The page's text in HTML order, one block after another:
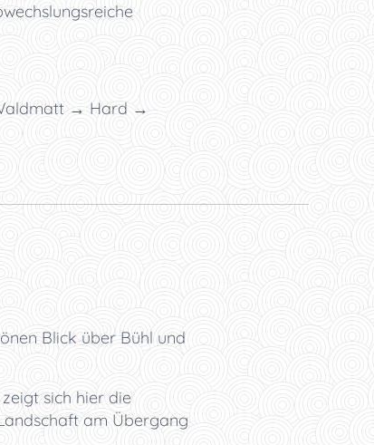
→ Hard →
Blick über Bühl und
sich hier die
am Übergang